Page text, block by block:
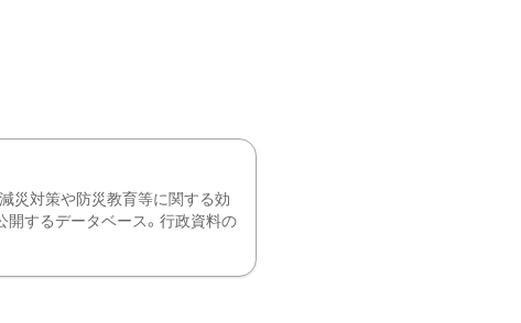
災対策や防災教育等に関する効
開するデータベース。行政資料の